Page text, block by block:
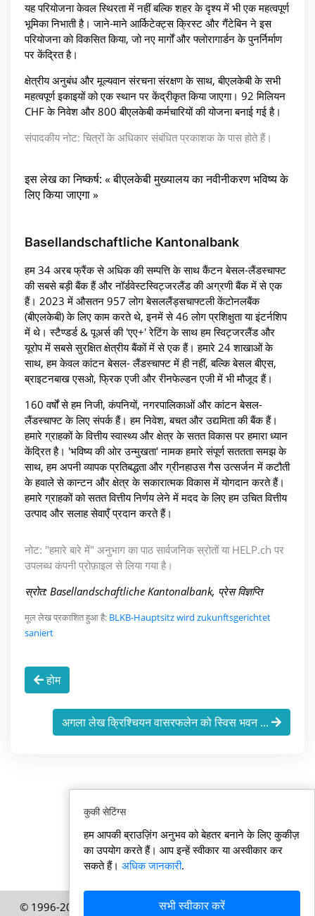
यह परियोजना केवल स्थिरता में नहीं बल्कि शहर के दृश्य में भी एक महत्वपूर्ण
भूमिका निभाती है। जाने-माने आर्किटेक्ट्स क्रिस्ट और गैंटेबिन ने इस
परियोजना को विकसित किया, जो नए मार्गों और फ्लोरागार्डन के पुनर्निर्माण
पर केंद्रित है।
क्षेत्रीय अनुबंध और मूल्यवान संरचना संरक्षण के साथ, बीएलकेबी के सभी
महत्वपूर्ण इकाइयों को एक स्थान पर केंद्रीकृत किया जाएगा। 92 मिलियन
CHF के निवेश और 800 बीएलकेबी कर्मचारियों की योजना बनाई गई है।
संपादकीय नोट: चित्रों के अधिकार संबंधित प्रकाशक के पास होते हैं।
इस लेख का निष्कर्ष: « बीएलकेबी मुख्यालय का नवीनीकरण भविष्य के
लिए किया जाएगा »
Basellandschaftliche Kantonalbank
हम 34 अरब फ्रैंक से अधिक की सम्पत्ति के साथ कैंटन बेसल-लैंडस्चाफ्ट
की सबसे बड़ी बैंक हैं और नॉर्डवेस्टस्विट्जरलैंड की अग्रणी बैंक में से एक
हैं। 2023 में औसतन 957 लोग बेसललैंड्सचाफ्टली केंटोनलबैंक
(बीएलकेबी) के लिए काम करते थे, इनमें से 46 लोग प्रशिक्षुता या इंटर्नशिप
में थे। स्टैण्डर्ड & पूअर्स की 'एए+' रेटिंग के साथ हम स्विट्जरलैंड और
यूरोप में सबसे सुरक्षित क्षेत्रीय बैंकों में से एक हैं। हमारे 24 शाखाओं के
साथ, हम केवल कांटन बेसल- लैंडस्चाफ्ट में ही नहीं, बल्कि बेसल बीएस,
ब्राइटनबाख एसओ, फ्रिक एजी और रीनफेल्डन एजी में भी मौजूद हैं।
160 वर्षों से हम निजी, कंपनियों, नगरपालिकाओं और कांटन बेसल-
लैंडस्चाफ्ट के लिए संपर्क हैं। हम निवेश, बचत और उद्यमिता की बैंक हैं।
हमारे ग्राहकों के वित्तीय स्वास्थ्य और क्षेत्र के सतत विकास पर हमारा ध्यान
केंद्रित है। 'भविष्य की ओर उन्मुखता' नामक हमारे संपूर्ण सततता समझ के
साथ, हम अपनी व्यापक प्रतिबद्धता और ग्रीनहाउस गैस उत्सर्जन में कटौती
के हवाले से कान्टन और क्षेत्र के सकारात्मक विकास में योगदान करते हैं।
हमारे ग्राहकों को सतत वित्तीय निर्णय लेने में मदद के लिए हम उचित वित्तीय
उत्पाद और सलाह सेवाएँ प्रदान करते हैं।
नोट: "हमारे बारे में" अनुभाग का पाठ सार्वजनिक स्रोतों या HELP.ch पर
उपलब्ध कंपनी प्रोफ़ाइल से लिया गया है।
स्रोत: Basellandschaftliche Kantonalbank, प्रेस विज्ञप्ति
मूल लेख प्रकाशित हुआ है: BLKB-Hauptsitz wird zukunftsgerichtet
saniert
होम
अगला लेख क्रिश्चियन वासरफलेन को स्विस भवन ...
© 1996-2026 Swisssamachar.in – HELP Media AG, ज्यूरिख,
कुकी सेटिंग्स
हम आपकी ब्राउज़िंग अनुभव को बेहतर बनाने के लिए कुकीज़
का उपयोग करते हैं। आप इन्हें स्वीकार या अस्वीकार कर
सकते हैं। अधिक जानकारी.
सभी स्वीकार करें